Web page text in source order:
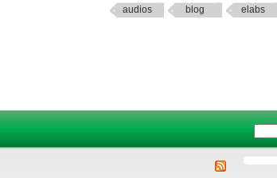
audios blog elabs